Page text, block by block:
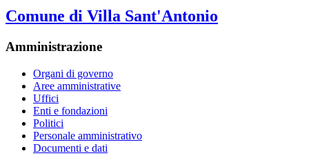
Comune di Villa Sant'Antonio
Amministrazione
Organi di governo
Aree amministrative
Uffici
Enti e fondazioni
Politici
Personale amministrativo
Documenti e dati